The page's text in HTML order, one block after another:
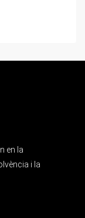
en la
i la